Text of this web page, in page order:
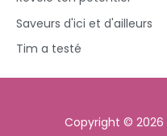
Saveurs d'ici et d'ailleurs
Tim a testé
Copyright © 2026